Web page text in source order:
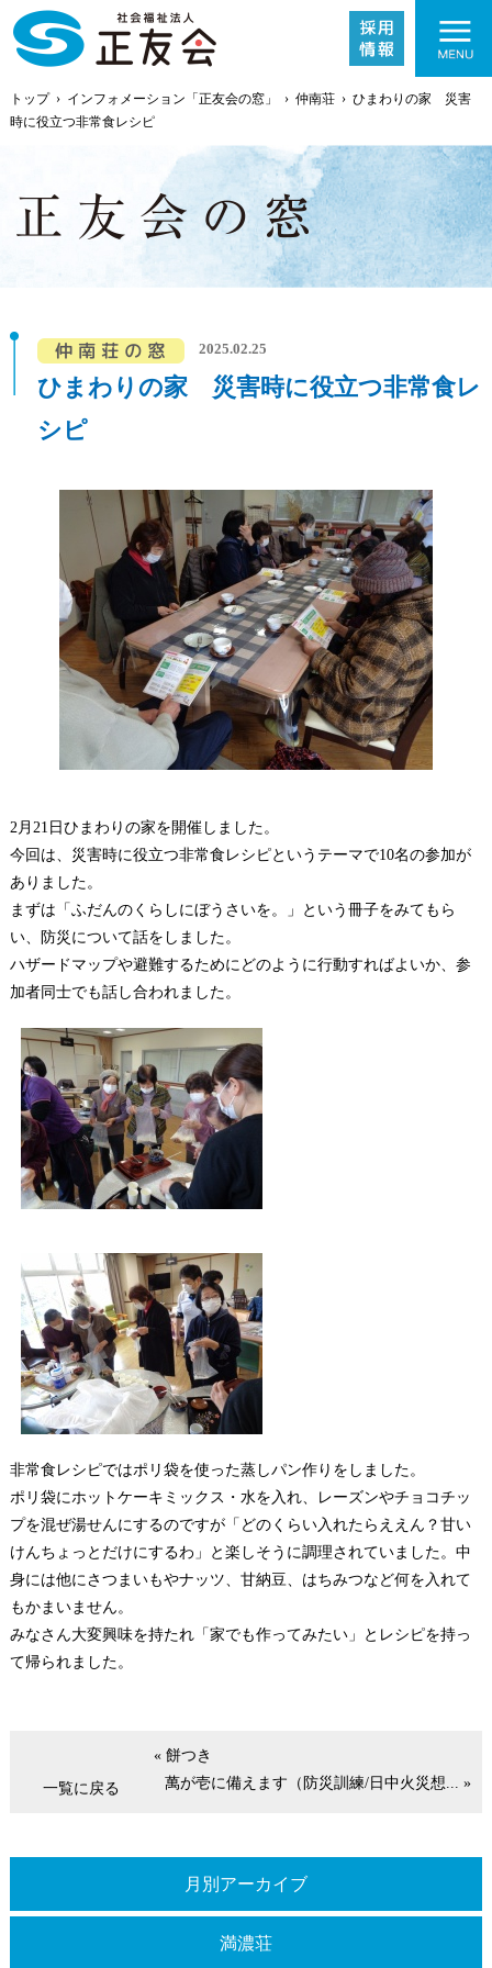
事業内容
採用情報
トップ› インフォメーション「正友会の窓」 › 仲南荘› ひまわりの家 災害
時に役立つ非常食レシピ
2025.02.25
ひまわりの家 災害時に役立つ非常食レ
シピ
2月21日ひまわりの家を開催しました。
今回は、災害時に役立つ非常食レシピというテーマで10名の参加が
ありました。
まずは「ふだんのくらしにぼうさいを。」という冊子をみてもら
い、防災について話をしました。
ハザードマップや避難するためにどのように行動すればよいか、参
加者同士でも話し合われました。
非常食レシピではポリ袋を使った蒸しパン作りをしました。
ポリ袋にホットケーキミックス・水を入れ、レーズンやチョコチッ
プを混ぜ湯せんにするのですが「どのくらい入れたらええん？甘い
けんちょっとだけにするわ」と楽しそうに調理されていました。中
身には他にさつまいもやナッツ、甘納豆、はちみつなど何を入れて
もかまいません。
みなさん大変興味を持たれ「家でも作ってみたい」とレシピを持っ
て帰られました。
« 餅つき
萬が壱に備えます（防災訓練/日中火災想... »
一覧に戻る
月別アーカイブ
満濃荘